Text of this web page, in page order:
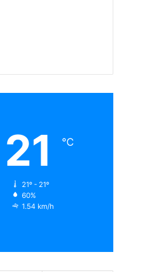
21 ℃
21º - 21º
60%
1.54 km/h